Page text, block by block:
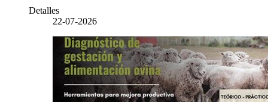
Detalles
22-07-2026